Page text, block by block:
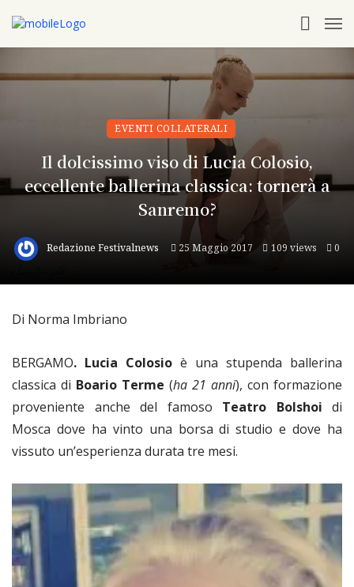
EVENTI COLLATERALI
Il dolcissimo viso di Lucia Colosio,
eccellente ballerina classica: tornerà a
Sanremo?
Redazione Festivalnews 25 Maggio 2017 109 views 0
Di Norma Imbriano
BERGAMO. Lucia Colosio è una stupenda ballerina
classica di Boario Terme (ha 21 anni), con formazione
proveniente anche del famoso Teatro Bolshoi di
Mosca dove ha vinto una borsa di studio e dove ha
vissuto un’esperienza durata tre mesi.